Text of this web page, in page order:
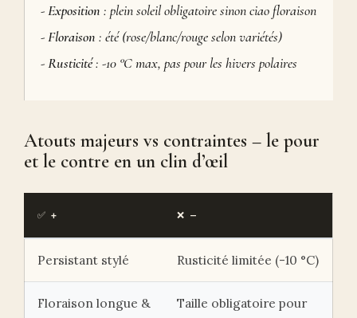
-Exposition : plein soleil obligatoire sinon ciao floraison
-Floraison : été (rose/blanc/rouge selon variétés)
-Rusticité: -10 °C max, pas pour les hivers polaires
Atouts majeurs vs contraintes – le pour
et le contre en un clin d’œil
✅ + ❌ –
Persistant stylé Rusticité limitée (-10 °C)
Floraison longue &
Taille obligatoire pour